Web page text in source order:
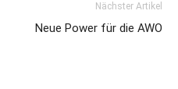
Nächster Artikel
Neue Power für die AWO